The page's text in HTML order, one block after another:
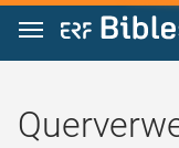
Zum Inhalt springen